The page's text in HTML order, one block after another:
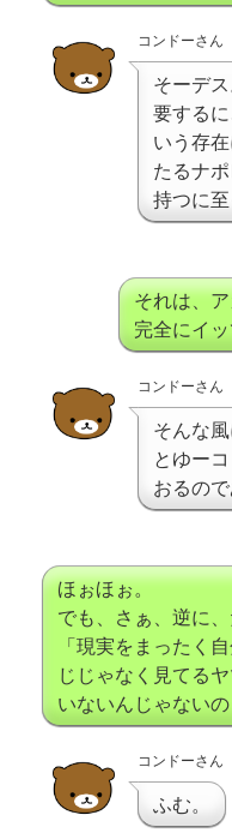
コンドーさん
そーデス
要する
いう存
たるナ
持つに至
それは、
完全にイッ
コンドーさん
そんな
とゆー
おるので
ほぉほぉ。
でも、さぁ、逆に
「現実をまったく
じじゃなく見てる
いないんじゃないの
コンドーさん
ふむ。